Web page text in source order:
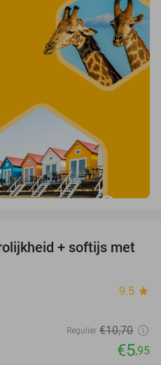
44%
+ softijs met
9.5 star
Regulier €10,70
€5,95